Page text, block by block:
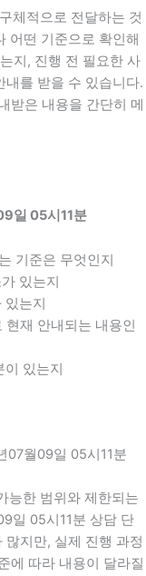
체적으로 전달하는 것
어떤 기준으로 확인해
지, 진행 전 필요한 사
내를 받을 수 있습니다.
받은 내용을 간단히 메
일 05시11분
기준은 무엇인지
있는지
있는지
재 안내되는 내용인
이 있는지
07월09일 05시11분
능한 범위와 제한되는
일 05시11분 상담 단
지만, 실제 진행 과정
에 따라 내용이 달라질